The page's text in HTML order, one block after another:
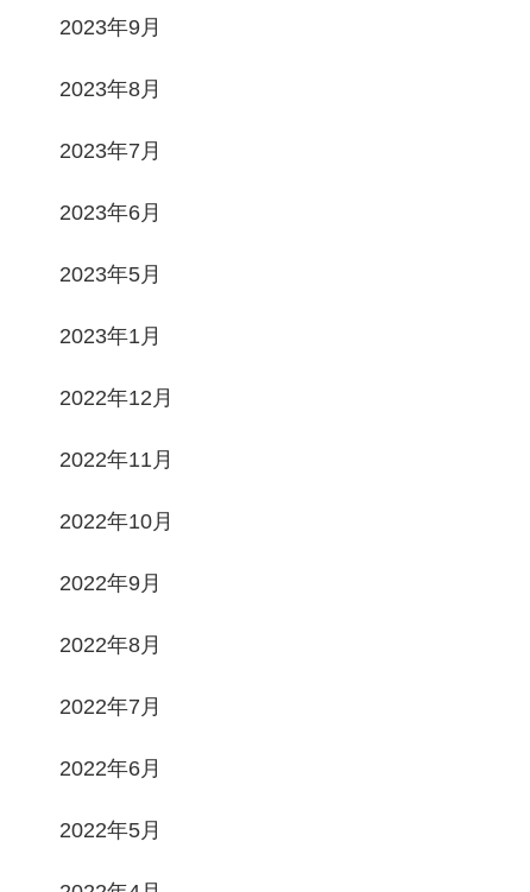
2023年9月
2023年8月
2023年7月
2023年6月
2023年5月
2023年1月
2022年12月
2022年11月
2022年10月
2022年9月
2022年8月
2022年7月
2022年6月
2022年5月